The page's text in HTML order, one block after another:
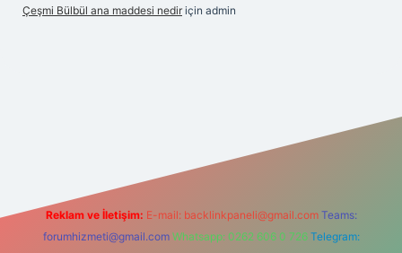
Çeşmi Bülbül ana maddesi nedir için admin
Reklam ve İletişim: E-mail: backlinkpaneli@gmail.com Teams:
forumhizmeti@gmail.com Whatsapp: 0262 606 0 726 Telegram: